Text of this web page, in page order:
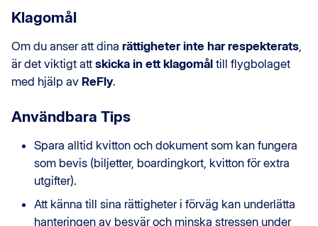
Klagomål
Om du anser att dina rättigheter inte har respekterats
är det viktigt att skicka in ett klagomål till flygbolaget
med hjälp av ReFly.
Användbara Tips
Spara alltid kvitton och dokument som kan fungera
som bevis (biljetter, boardingkort, kvitton för extra
utgifter).
Att känna till sina rättigheter i förväg kan underlätta
hanteringen av besvär och minska stressen under